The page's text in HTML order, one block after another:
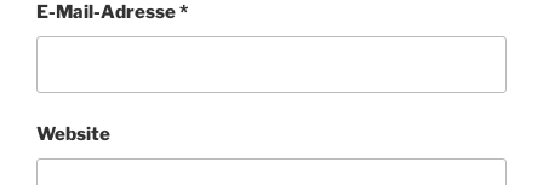
E-Mail-Adresse*
Website